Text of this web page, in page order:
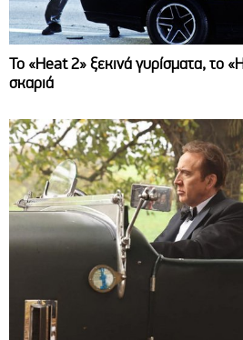
Το «Heat 2» ξεκινά γυρίσματα, το
σκαριά